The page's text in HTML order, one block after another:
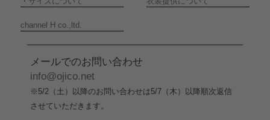
channel H co.,ltd.
メールでのお問い合わせ
info@ojico.net
※5/2（土）以降のお問い合わせは5/7（木）以降順次返信
させていただきます。